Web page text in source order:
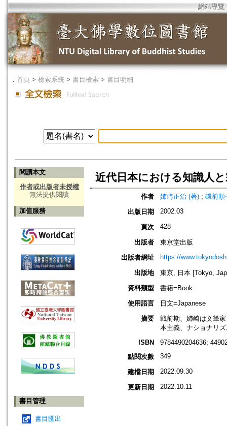
網站導覽
． 首頁 > 檢索系統 > 書目檢索 > 書目明細
閱讀本文
作者或出版者未授權
無法提供閱讀
加值服務
書目管理
書目匯出
近代日本における知識人
作者 姉崎正治 (著) ; 磯前順
出版日期
2002.03
頁次 428
出版者
東京堂出版
出版者網址
https://
出版地
東京, 日本 [Tokyo,
資料類型
書籍=Book
使用語言
日文=Japanese
摘要
戦前期、姉崎は文筆
本主義、ナショナリ
ISBN
9784490204636;
點閱次數
349
建檔日期 2022.09.30
更新日期 2022.10.11